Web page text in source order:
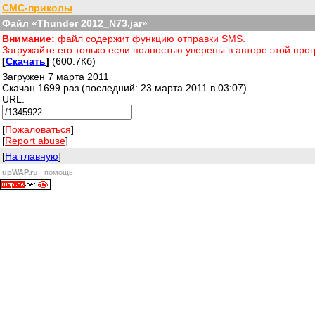
СМС-приколы
Файл «Thunder 2012_N73.jar»
Внимание: файл содержит функцию отправки SMS.
Загружайте его только если полностью уверены в авторе этой
[Скачать] (600.7Кб)
Загружен 7 марта 2011
Скачан 1699 раз (последний: 23 марта 2011 в 03:07)
URL:
[Пожаловаться]
[Report abuse]
[На главную]
upWAP.ru | помощь